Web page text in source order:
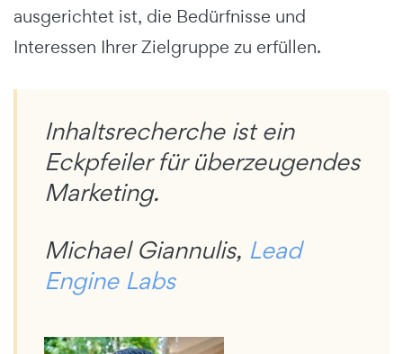
ausgerichtet ist, die Bedürfnisse und
Interessen Ihrer Zielgruppe zu erfüllen.
Inhaltsrecherche ist ein
Eckpfeiler für überzeugendes
Marketing.
Michael Giannulis, Lead
Engine Labs